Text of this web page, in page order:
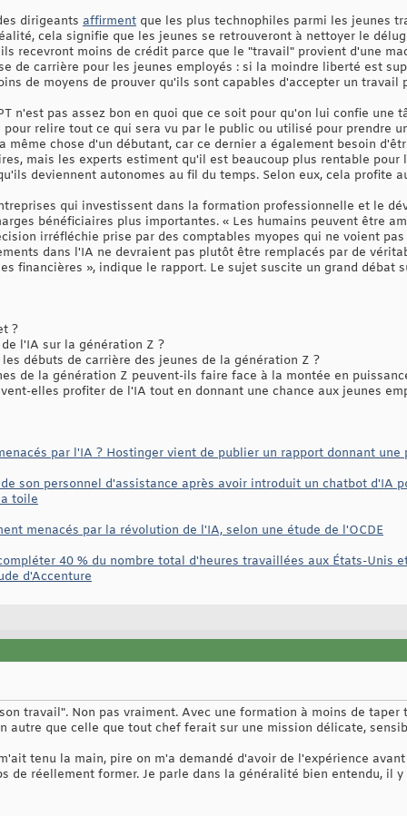
dirigeants affirment que les plus technophiles parmi les jeunes
cela signifie que les jeunes se retrouveront à nettoyer le
recevront moins de crédit parce que le "travail" provient d'une
de carrière pour les jeunes employés : si la moindre liberté est
de moyens de prouver qu'ils sont capables d'accepter un travail
n'est pas assez bon en quoi que ce soit pour qu'on lui confie une
relire tout ce qui sera vu par le public ou utilisé pour prendre
chose d'un débutant, car ce dernier a également besoin
mais les experts estiment qu'il est beaucoup plus rentable pour
deviennent autonomes au fil du temps. Selon eux, cela profite
qui investissent dans la formation professionnelle et le
bénéficiaires plus importantes. « Les humains peuvent être
irréfléchie prise par des comptables myopes qui ne voient
dans l'IA ne devraient pas plutôt être remplacés par de
financières », indique le rapport. Le sujet suscite un grand débat
?
l'IA sur la génération Z ?
débuts de carrière des jeunes de la génération Z ?
de la génération Z peuvent-ils faire face à la montée en
elles profiter de l'IA tout en donnant une chance aux jeunes
par l'IA ? Hostinger vient de publier un rapport donnant une
son personnel d'assistance après avoir introduit un chatbot d'IA
toile
menacés par la révolution de l'IA, selon une étude de l'OCDE
40 % du nombre total d'heures travaillées aux États-Unis
d'Accenture
travail". Non pas vraiment. Avec une formation à moins de
autre que celle que tout chef ferait sur une mission délicate,
tenu la main, pire on m'a demandé d'avoir de l'expérience
de réellement former. Je parle dans la généralité bien entendu, il